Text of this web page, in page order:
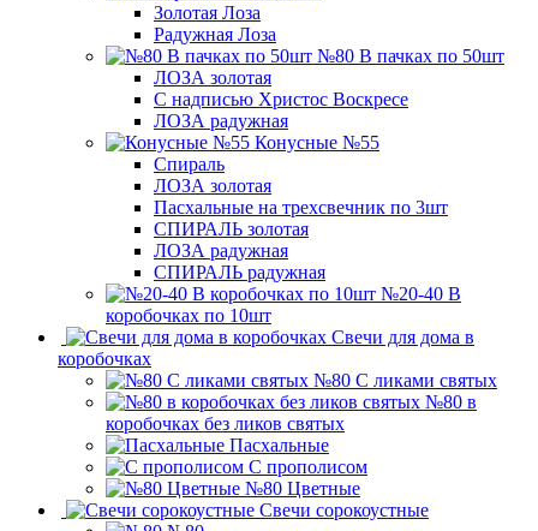
Золотая Лоза
Радужная Лоза
№80 В пачках по 50шт
ЛОЗА золотая
С надписью Христос Воскресе
ЛОЗА радужная
Конусные №55
Спираль
ЛОЗА золотая
Пасхальные на трехсвечник по 3шт
СПИРАЛЬ золотая
ЛОЗА радужная
СПИРАЛЬ радужная
№20-40 В
коробочках по 10шт
Свечи для дома в
коробочках
№80 С ликами святых
№80 в
коробочках без ликов святых
Пасхальные
С прополисом
№80 Цветные
Свечи сорокоустные